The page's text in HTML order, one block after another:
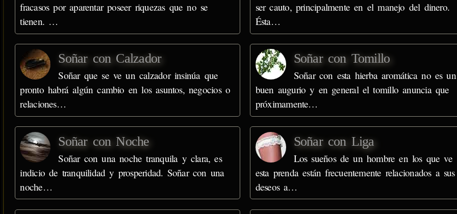
fracasos por aparentar poseer riquezas que no se
tienen. …
ser cauto, principalmente en el manejo del dinero.
Ésta…
Soñar con Calzador
Soñar que se ve un calzador insinúa que
pronto habrá algún cambio en los asuntos, negocios o
relaciones…
Soñar con Tomillo
Soñar con esta hierba aromática no es un
buen augurio y en general el tomillo anuncia que
próximamente…
Soñar con Noche
Soñar con una noche tranquila y clara, es
indicio de tranquilidad y prosperidad. Soñar con una
noche…
Soñar con Liga
Los sueños de un hombre en los que ve
esta prenda están frecuentemente relacionados a sus
deseos a…